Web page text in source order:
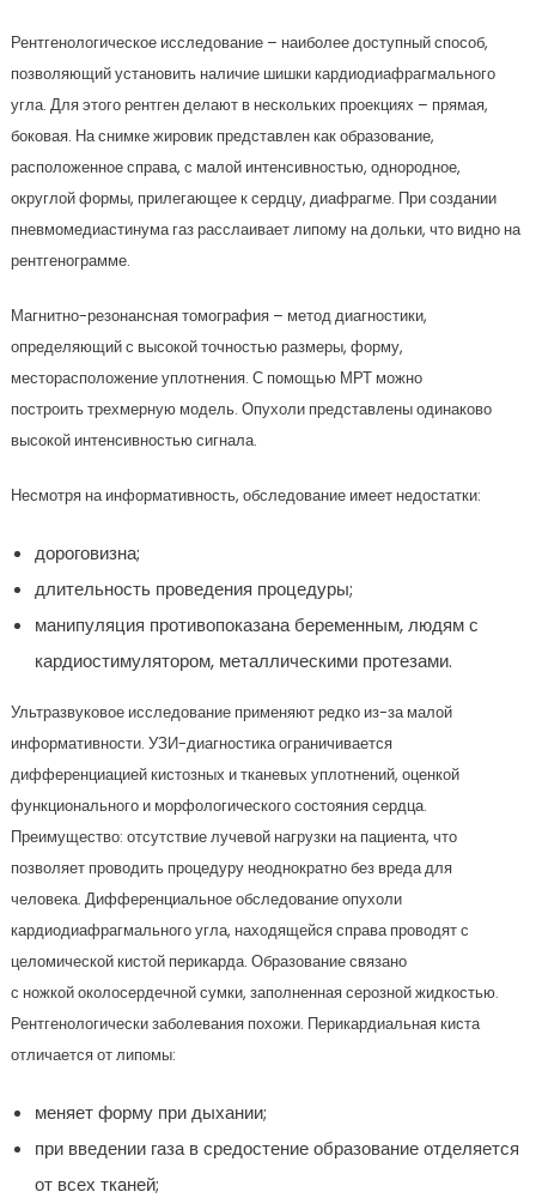
Рентгенологическое исследование – наиболее доступный способ,
позволяющий установить наличие шишки кардиодиафрагмального
угла. Для этого рентген делают в нескольких проекциях – прямая,
боковая. На снимке жировик представлен как образование,
расположенное справа, с малой интенсивностью, однородное,
округлой формы, прилегающее к сердцу, диафрагме. При создании
пневмомедиастинума газ расслаивает липому на дольки, что видно на
рентгенограмме.
Магнитно-резонансная томография – метод диагностики,
определяющий с высокой точностью размеры, форму,
месторасположение уплотнения. С помощью МРТ можно
построить трехмерную модель. Опухоли представлены одинаково
высокой интенсивностью сигнала.
Несмотря на информативность, обследование имеет недостатки:
дороговизна;
длительность проведения процедуры;
манипуляция противопоказана беременным, людям с
кардиостимулятором, металлическими протезами.
Ультразвуковое исследование применяют редко из-за малой
информативности. УЗИ-диагностика ограничивается
дифференциацией кистозных и тканевых уплотнений, оценкой
функционального и морфологического состояния сердца.
Преимущество: отсутствие лучевой нагрузки на пациента, что
позволяет проводить процедуру неоднократно без вреда для
человека. Дифференциальное обследование опухоли
кардиодиафрагмального угла, находящейся справа проводят с
целомической кистой перикарда. Образование связано
с ножкой околосердечной сумки, заполненная серозной жидкостью.
Рентгенологически заболевания похожи. Перикардиальная киста
отличается от липомы:
меняет форму при дыхании;
при введении газа в средостение образование отделяется
от всех тканей;